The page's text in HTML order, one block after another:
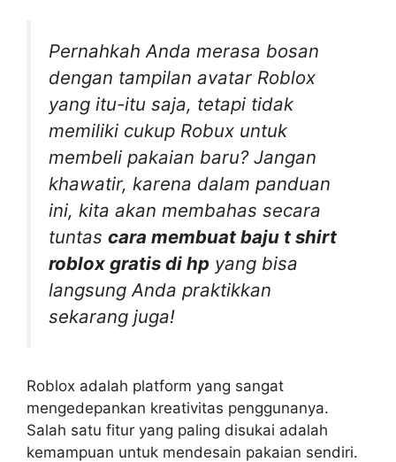
Pernahkah Anda merasa bosan
dengan tampilan avatar Roblox
yang itu-itu saja, tetapi tidak
memiliki cukup Robux untuk
membeli pakaian baru? Jangan
khawatir, karena dalam panduan
ini, kita akan membahas secara
tuntas cara membuat baju t shirt
roblox gratis di hp yang bisa
langsung Anda praktikkan
sekarang juga!
Roblox adalah platform yang sangat
mengedepankan kreativitas penggunanya.
Salah satu fitur yang paling disukai adalah
kemampuan untuk mendesain pakaian sendiri.